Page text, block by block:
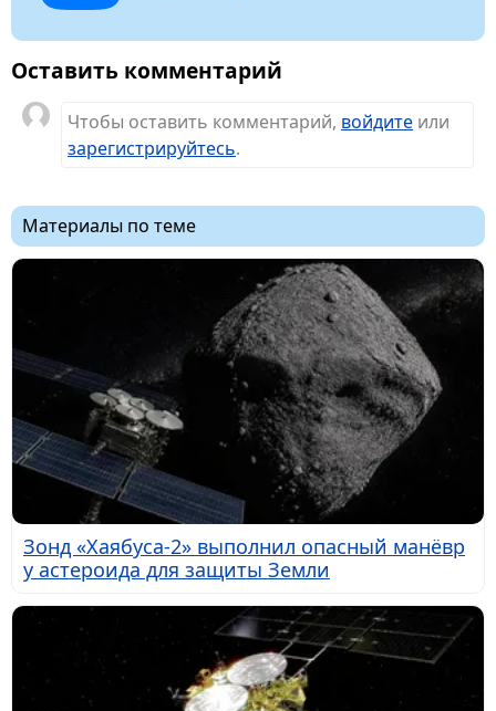
Оставить комментарий
Чтобы оставить комментарий, войдите или
зарегистрируйтесь.
Материалы по теме
Зонд «Хаябуса-2» выполнил опасный манёвр
у астероида для защиты Земли